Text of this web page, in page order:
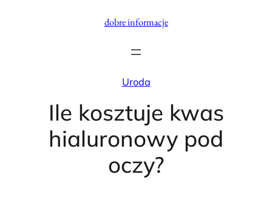
dobre informacje
Uroda
Ile kosztuje kwas
hialuronowy pod
oczy?